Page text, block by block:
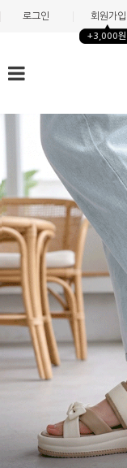
로그인 회원가입
+3,000원